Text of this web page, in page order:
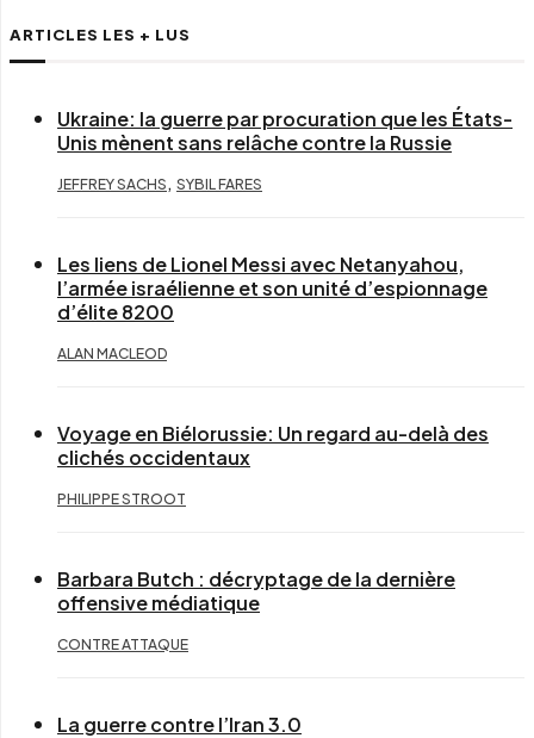
ARTICLES LES + LUS
Ukraine: la guerre par procuration que les États-
Unis mènent sans relâche contre la Russie
JEFFREY SACHS , SYBIL FARES
Les liens de Lionel Messi avec Netanyahou,
l’armée israélienne et son unité d’espionnage
d’élite 8200
ALAN MACLEOD
Voyage en Biélorussie: Un regard au-delà des
clichés occidentaux
PHILIPPE STROOT
Barbara Butch : décryptage de la dernière
offensive médiatique
CONTRE ATTAQUE
La guerre contre l’Iran 3.0